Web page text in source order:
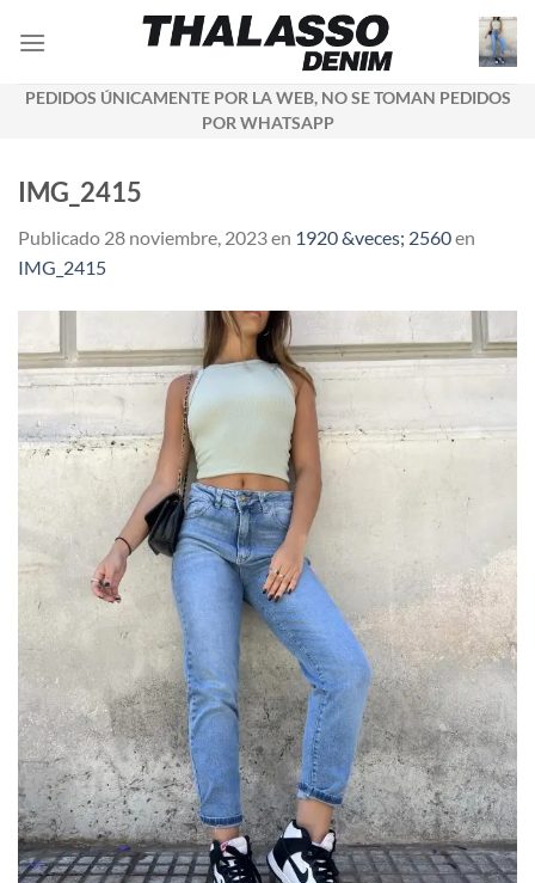
PEDIDOS ÚNICAMENTE POR LA WEB, NO SE TOMAN PEDIDOS
POR WHATSAPP
IMG_2415
Publicado 28 noviembre, 2023en 1920 &veces; 2560en
IMG_2415